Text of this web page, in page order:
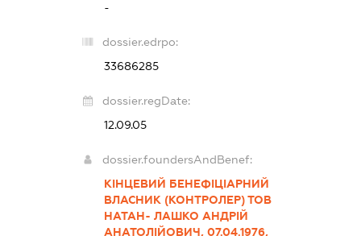
-
dossier.edrpo:
33686285
dossier.regDate:
12.09.05
dossier.foundersAndBenef:
КІНЦЕВИЙ БЕНЕФІЦІАРНИЙ
ВЛАСНИК (КОНТРОЛЕР) ТОВ
НАТАН- ЛАШКО АНДРІЙ
АНАТОЛІЙОВИЧ, 07.04.1976,